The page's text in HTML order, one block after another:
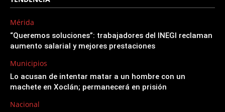
Mérida
“Queremos soluciones”: trabajadores del INEGI reclaman
aumento salarial y mejores prestaciones
Municipios
Lo acusan de intentar matar a un hombre con un
machete en Xoclán; permanecerá en prisión
Nacional